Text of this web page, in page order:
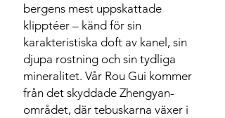
bergens mest uppskattade
klipptéer – känd för sin
karakteristiska doft av kanel, sin
djupa rostning och sin tydliga
mineralitet. Vår Rou Gui kommer
från det skyddade Zhengyan-
området, där tebuskarna växer i